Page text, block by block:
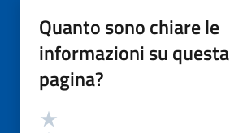
Quanto sono chiare le
informazioni su questa
pagina?
Valutazione